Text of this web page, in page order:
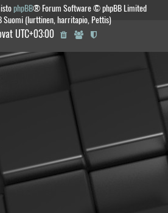
phpBB® Forum Software © phpBB Limited
Suomi (lurttinen, harritapio, Pettis)
UTC+03:00